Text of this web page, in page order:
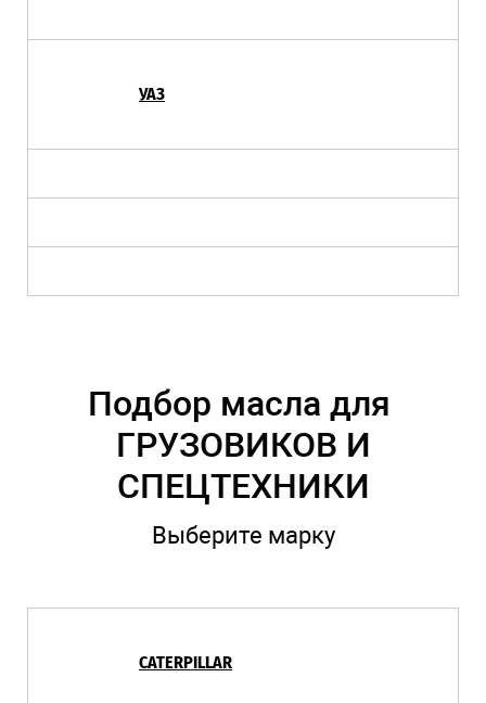
УАЗ
Подбор масла для
ГРУЗОВИКОВ И
СПЕЦТЕХНИКИ
Выберите марку
CATERPILLAR